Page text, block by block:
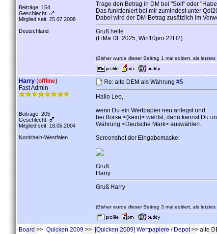
Beiträge: 154
Geschlecht:
Mitglied seit: 25.07.2008
Deutschland
Trage den Betrag in DM bei "Soll" oder
Das funktioniert bei mir zumindest unter
Dabei wird der DM-Betrag zusätzlich im
Gruß helle
(FiMa DL 2025, Win10pro 22H2)
(Bisher wurde dieser Beitrag 1 mal editiert, als letztes
Harry (offline)
Fast Admin
Beiträge: 205
Geschlecht:
Mitglied seit: 18.05.2004
Nordrhein-Westfalen
Re: alte DEM als Währung #5
Hallo Leo,
wenn Du ein Wertpapier neu anlegst und
bei Börse <(kein)> wählst, dann kannst Du
Währung <Deutsche Mark> auswählen.
Screenshot der Eingabemaske:
Gruß
Harry
Gruß Harry
(Bisher wurde dieser Beitrag 3 mal editiert, als letztes
Board >> Quicken 2009 >> [Quicken 2009] Wertpapiere / Depot>> alte